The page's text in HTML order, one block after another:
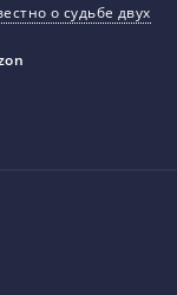
о судьбе двух